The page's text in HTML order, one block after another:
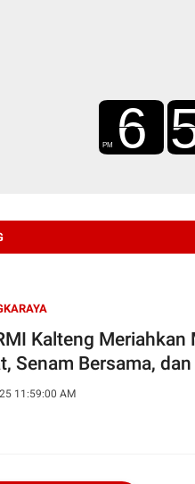
Kalteng Meriahkan
Senam Bersama,
11:59:00 AM